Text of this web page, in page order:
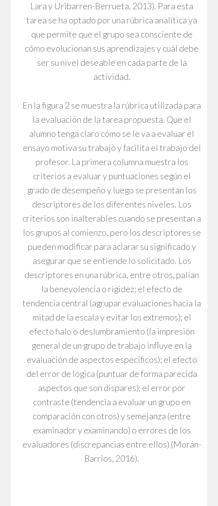
Lara y Uribarren-Berrueta, 2013). Para esta
tarea se ha optado por una rúbrica analítica ya
que permite que el grupo sea consciente de
cómo evolucionan sus aprendizajes y cuál debe
ser su nivel deseable en cada parte de la
actividad.
En la figura 2 se muestra la rúbrica utilizada para
la evaluación de la tarea propuesta. Que el
alumno tenga claro cómo se le va a evaluar el
ensayo motiva su trabajo y facilita el trabajo del
profesor. La primera columna muestra los
criterios a evaluar y puntuaciones según el
grado de desempeño y luego se presentan los
descriptores de los diferentes niveles. Los
criterios son inalterables cuando se presentan a
los grupos al comienzo, pero los descriptores se
pueden modificar para aclarar su significado y
asegurar que se entiende lo solicitado. Los
descriptores en una rúbrica, entre otros, palían
la benevolencia o rigidez; el efecto de
tendencia central (agrupar evaluaciones hacia la
mitad de la escala y evitar los extremos); el
efecto halo o deslumbramiento (la impresión
general de un grupo de trabajo influye en la
evaluación de aspectos específicos); el efecto
del error de lógica (puntuar de forma parecida
aspectos que son dispares); el error por
contraste (tendencia a evaluar un grupo en
comparación con otros) y semejanza (entre
examinador y examinando) o errores de los
evaluadores (discrepancias entre ellos) (Morán-
Barrios, 2016).